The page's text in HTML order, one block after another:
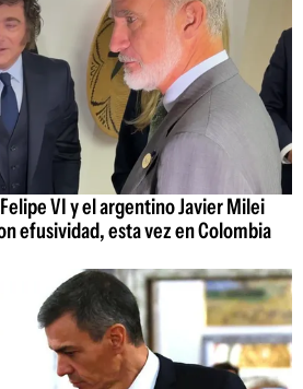
VI y el argentino Javier Milei
efusividad, esta vez en Colombia